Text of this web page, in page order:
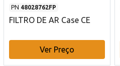
PN 48028762FP
FILTRO DE AR Case CE
Ver Preço